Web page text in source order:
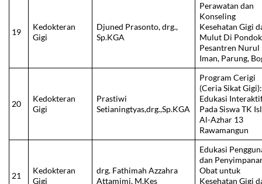
19
Kedokteran
Gigi
Djuned Prasonto, drg.,
Sp.KGA
Perawatan dan
Konseling
Kesehatan Gigi
Mulut Di Pondok
Pesantren Nurul
Iman, Parung,
20
Kedokteran
Gigi
Prastiwi
Setianingtyas,drg.,Sp.KGA
Program Cerigi
(Ceria Sikat Gigi):
Edukasi
Pada Siswa TK
Al-Azhar 13
Rawamangun
21
Kedokteran
Gigi
drg. Fathimah Azzahra
Attamimi, M.Kes
Edukasi
dan
Obat untuk
Kesehatan Gigi